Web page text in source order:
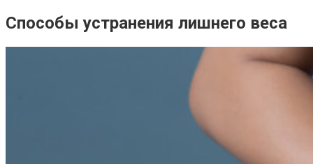
Способы устранения лишнего веса